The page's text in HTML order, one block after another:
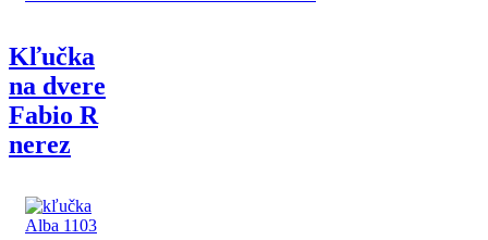
Kľučka
na dvere
Fabio R
nerez